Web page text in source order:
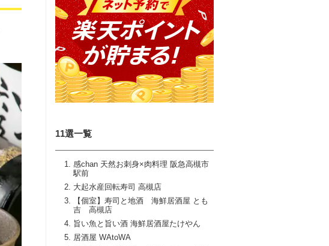
11選一覧
感chan 天然お刺身×肉料理 阪急高槻市
駅前
大起水産回転寿司 高槻店
【個室】寿司と地酒 海鮮居酒屋 とも
吉 高槻店
旨い魚と旨い酒 海鮮居酒屋たけやん
居酒屋 WAtoWA